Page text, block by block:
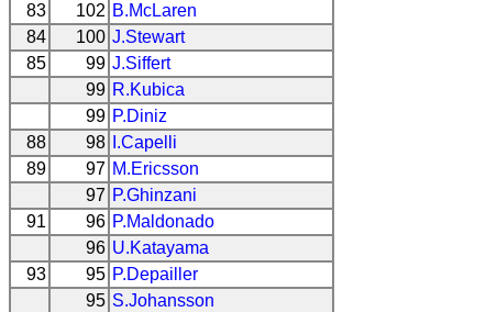
83
102 B.McLaren
84
100 J.Stewart
85
99 J.Siffert
99 R.Kubica
99 P.Diniz
88
98
I.Capelli
89
97 M.Ericsson
97 P.Ghinzani
91
96 P.Maldonado
96 U.Katayama
93
95 P.Depailler
95 S.Johansson